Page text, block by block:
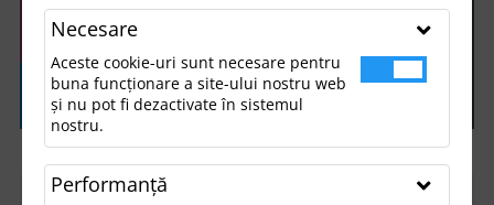
Necesare
Aceste cookie-uri sunt necesare pentru
buna funcționare a site-ului nostru web
și nu pot fi dezactivate în sistemul
nostru.
Performanţă